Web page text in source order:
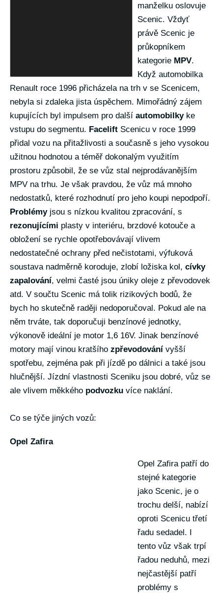
manželku oslovuje
Scenic. Vždyť
právě Scenic je
průkopníkem
kategorie MPV.
Když automobilka
Renault roce 1996 přicházela na trh v se Scenicem,
nebyla si zdaleka jista úspěchem. Mimořádný zájem
kupujících byl impulsem pro další automobilkyke
vstupu do segmentu. Facelift Scenicu v roce 1999
přidal vozu na přitažlivosti a současně s jeho vysokou
užitnou hodnotou a téměř dokonalým využitím
prostoru způsobil, že se vůz stal nejprodávanějším
MPV na trhu. Je však pravdou, že vůz má mnoho
nedostatků, které rozhodnutí pro jeho koupi nepodpoří.
Problémyjsou s nízkou kvalitou zpracování, s
rezonujícími plasty v interiéru, brzdové kotouče a
obložení se rychle opotřebovávají vlivem
nedostatečné ochrany před nečistotami, výfuková
soustava nadměrně koroduje, zlobí ložiska kol, cívky
zapalování, velmi časté jsou úniky oleje z převodovek
atd. V součtu Scenic má tolik rizikových bodů, že
bych ho skutečně raději nedoporučoval. Pokud ale na
něm trváte, tak doporučuji benzínové jednotky,
výkonově ideální je motor 1,6 16V. Jinak benzínové
motory mají vinou kratšího zpřevodování vyšší
spotřebu, zejména pak při jízdě po dálnici a také jsou
hlučnější. Jízdní vlastnosti Sceniku jsou dobré, vůz se
ale vlivem měkkého podvozku více naklání.
Co se týče jiných vozů:
Opel Zafira
Opel Zafira patří do
stejné kategorie
jako Scenic, je o
trochu delší, nabízí
oproti Scenicu třetí
řadu sedadel. I
tento vůz však trpí
řadou neduhů, mezi
nejčastější patří
problémy s